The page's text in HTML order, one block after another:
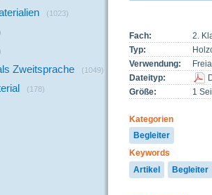
(1023)
Zweitsprache (1049)
(178)
Fach:
2.
Typ:
Verwendung:
Dateityp:
Größe:
1
Kategorien
Begleiter
Keywords
Artikel
Begleiter